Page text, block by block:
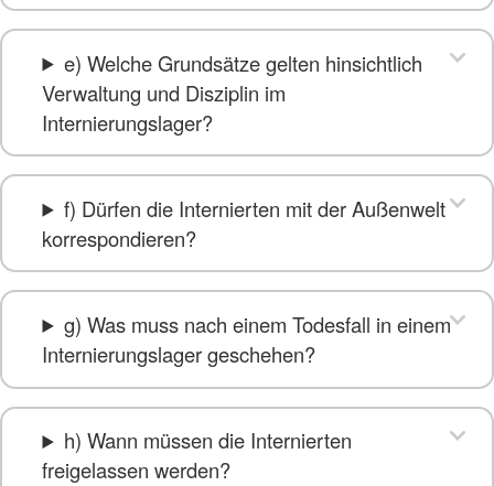
e) Welche Grundsätze gelten hinsichtlich
Verwaltung und Disziplin im
Internierungslager?
f) Dürfen die Internierten mit der Außenwelt
korrespondieren?
g) Was muss nach einem Todesfall in einem
Internierungslager geschehen?
h) Wann müssen die Internierten
freigelassen werden?